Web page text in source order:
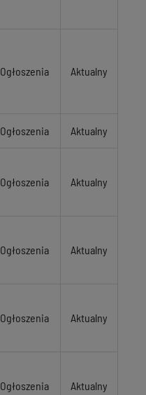
Ogłoszenia Aktualny
Ogłoszenia Aktualny
Ogłoszenia Aktualny
Ogłoszenia Aktualny
Ogłoszenia Aktualny
Ogłoszenia Aktualny